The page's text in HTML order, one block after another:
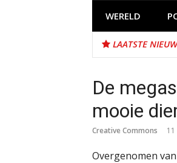
WERELD
LAATSTE
De
mooie
Creative Commons
Overgenomen van